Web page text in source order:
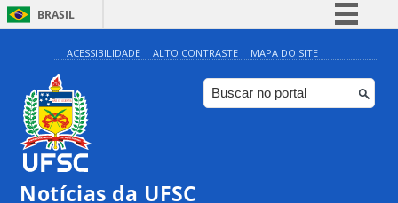
BRASIL
Simplifique!
Comunica BR
Participe
ACESSIBILIDADE ALTO CONTRASTE MAPA DO SITE
Notícias da UFSC